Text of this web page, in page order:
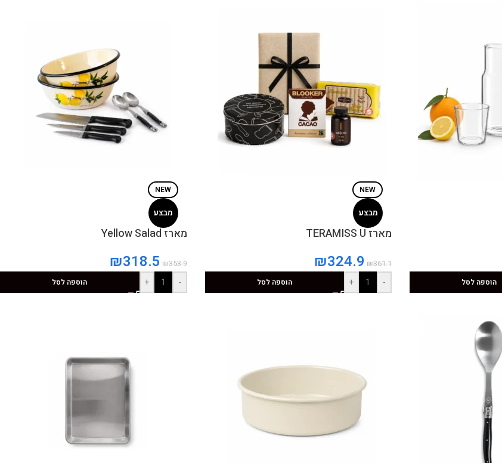
הוספה לסל
מבצע
NEW
מארז TERAMISS U
₪361.1
₪324.9
-
+ הוספה לסל
מבצע
NEW
מארז Yellow Salad
₪353.9
₪318.5
-
+ הוספה לסל